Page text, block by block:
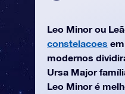
Leo Minor ou
constelacoes
modernos
Ursa Major
Leo Minor é